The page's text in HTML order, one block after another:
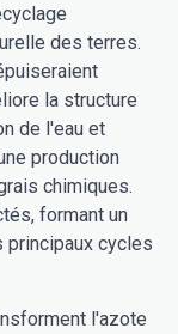
des terres.
la structure
de l'eau et
production
chimiques.
formant un
cycles
l'azote